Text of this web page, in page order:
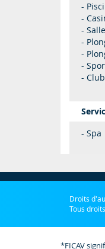
-
-
-
-
-
-
-
- Spa
Droits
Tous
*FICAV